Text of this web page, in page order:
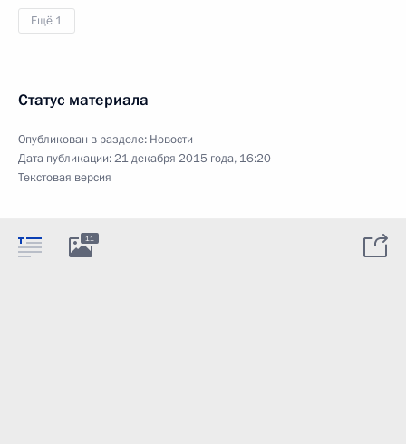
Ещё 1
Статус материала
Опубликован в разделе: Новости
Дата публикации:21 декабря 2015 года, 16:20
Текстовая версия
11